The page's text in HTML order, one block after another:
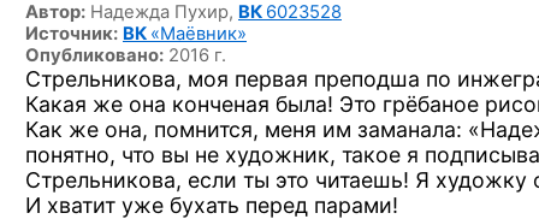
Автор: Надежда Пухир, ВК 6023528
Источник: ВК «Маёвник»
Опубликовано: 2016 г.
Стрельникова, моя первая преподша по
Какая же она конченая была! Это грёбаное
Как же она, помнится, меня им заманала:
понятно, что вы не художник, такое я
Стрельникова, если ты это читаешь! Я художку
И хватит уже бухать перед парами!